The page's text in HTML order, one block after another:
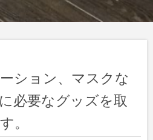
ション、マスクな
必要なグッズを取
。